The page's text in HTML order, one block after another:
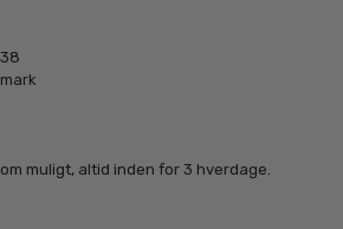
muligt, altid inden for 3 hverdage.